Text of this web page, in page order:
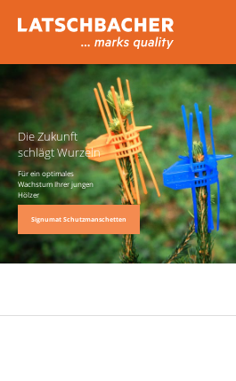
Die Zukunft
schlägt Wurzeln
Für ein optimales
Wachstum Ihrer jungen
Hölzer
Signumat Schutzmanschetten